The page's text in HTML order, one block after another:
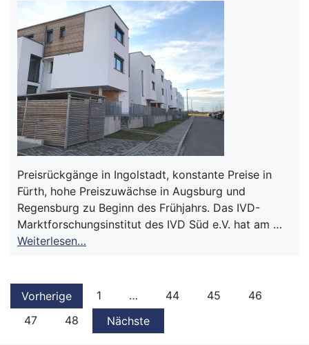
Preisrückgänge in Ingolstadt, konstante Preise in
Fürth, hohe Preiszuwächse in Augsburg und
Regensburg zu Beginn des Frühjahrs. Das IVD-
Marktforschungsinstitut des IVD Süd e.V. hat am …
Weiterlesen…
Vorherige 1 … 44 45
46
47
48 Nächste